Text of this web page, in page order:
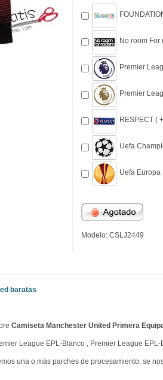
No room For
Premier
Premier
RESPECT (
Uefa
Uefa Europa
Modelo: CSLJ2449
baratas
Camiseta Manchester United Primera
League EPL-Blanco , Premier League
una o más parches de procesamiento, se